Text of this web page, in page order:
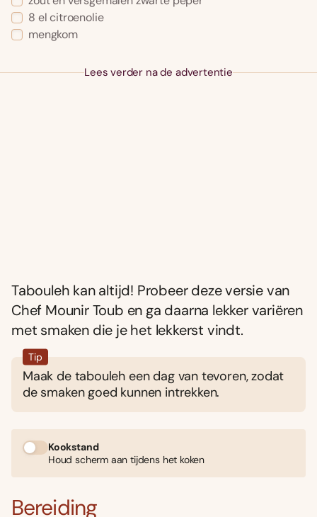
8 el citroenolie
mengkom
Lees verder na de advertentie
Tabouleh kan altijd! Probeer deze versie van
Chef Mounir Toub en ga daarna lekker variëren
met smaken die je het lekkerst vindt.
Tip
Maak de tabouleh een dag van tevoren, zodat
de smaken goed kunnen intrekken.
Kookstand
Houd scherm aan tijdens het koken
Bereiding